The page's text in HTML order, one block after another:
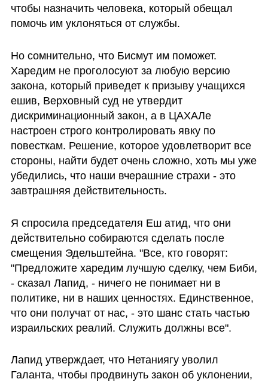
чтобы назначить человека, который обещал
помочь им уклоняться от службы.
Но сомнительно, что Бисмут им поможет.
Харедим не проголосуют за любую версию
закона, который приведет к призыву учащихся
ешив, Верховный суд не утвердит
дискриминационный закон, а в ЦАХАЛе
настроен строго контролировать явку по
повесткам. Решение, которое удовлетворит все
стороны, найти будет очень сложно, хоть мы уже
убедились, что наши вчерашние страхи - это
завтрашняя действительность.
Я спросила председателя Еш атид, что они
действительно собираются сделать после
смещения Эдельштейна. "Все, кто говорят:
"Предложите харедим лучшую сделку, чем Биби,
- сказал Лапид, - ничего не понимает ни в
политике, ни в наших ценностях. Единственное,
что они получат от нас, - это шанс стать частью
израильских реалий. Служить должны все".
Лапид утверждает, что Нетаниягу уволил
Галанта, чтобы продвинуть закон об уклонении,